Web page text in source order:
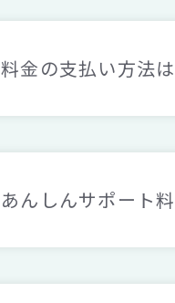
料金の支払い方法
あんしんサポート